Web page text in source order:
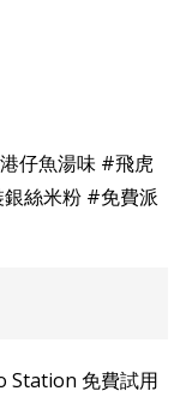
仔魚湯味 #飛虎
絲米粉 #免費派
Station 免費試用